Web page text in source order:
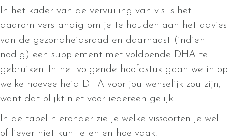
In het kader van de vervuiling van vis is het
daarom verstandig om je te houden aan het advies
van de gezondheidsraad en daarnaast (indien
nodig) een supplement met voldoende DHA te
gebruiken. In het volgende hoofdstuk gaan we in op
welke hoeveelheid DHA voor jou wenselijk zou zijn,
want dat blijkt niet voor iedereen gelijk.
In de tabel hieronder zie je welke vissoorten je wel
of liever niet kunt eten en hoe vaak.